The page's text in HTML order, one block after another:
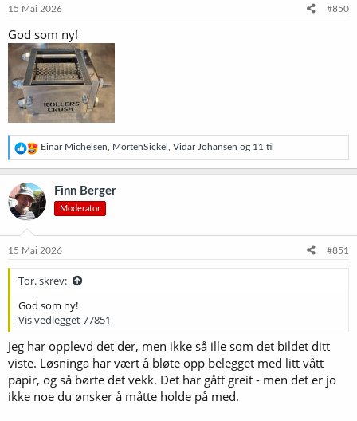
e
:
15 Mai 2026 #850
God som ny!
R
e
a
s
j
n
e
Einar Michelsen MortenSickel Vidar Johansen og 11 til
Finn Berger
Moderator
15 Mai 2026 #851
Tor. skrev:
God som ny!
Vis vedlegget 77851
Jeg har opplevd det der, men ikke så ille som det bildet ditt
viste. Løsninga har vært å bløte opp belegget med litt vått
papir, og så børte det vekk. Det har gått greit - men det er jo
ikke noe du ønsker å måtte holde på med.